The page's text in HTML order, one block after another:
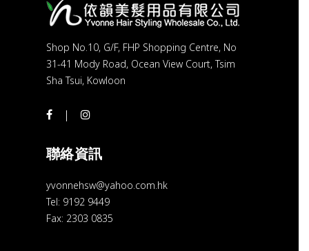
Shop No.10, G/F, FHP Shopping Centre, No
31-41 Mody Road, Ocean View Court, Tsim
Sha Tsui, Kowloon
聯絡資訊
yvonnehsw@yahoo.com.hk
Tel: 9192 9449
Fax: 2303 0835